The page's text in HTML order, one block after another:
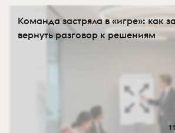
Команда застряла в «игре»: как
вернуть разговор к решениям